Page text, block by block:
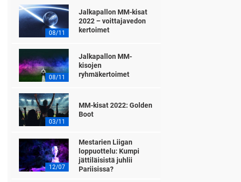
08/11
Jalkapallon MM-kisat
2022 – voittajavedon
kertoimet
08/11
Jalkapallon MM-
kisojen
ryhmäkertoimet
03/11
MM-kisat 2022: Golden
Boot
12/07
Mestarien Liigan
loppuottelu: Kumpi
jättiläisistä juhlii
Pariisissa?